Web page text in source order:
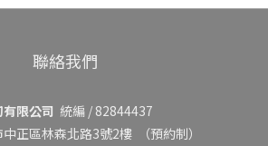
聯絡我們
有限公司 統編 / 82844437
中正區林森北路3號2樓（預約制）